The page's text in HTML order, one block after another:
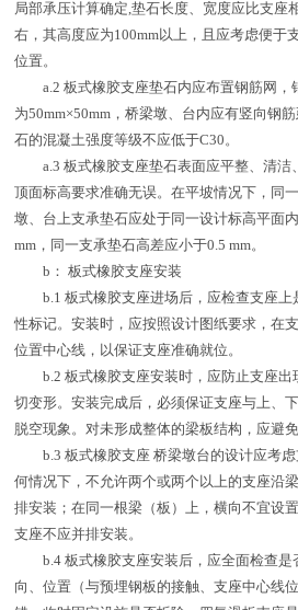
局部承压计算确定,垫石长度、宽度应比支座
右，其高度应为100mm以上，且应考虑便于
位置。
a.2 板式橡胶支座垫石内应布置钢筋网，
为50mm×50mm，桥梁墩、台内应有竖向钢
石的混凝土强度等级不应低于C30。
a.3 板式橡胶支座垫石表面应平整、清洁
顶面标高要求准确无误。在平坡情况下，同
墩、台上支承垫石应处于同一设计标高平面
mm，同一支承垫石高差应小于0.5 mm。
b： 板式橡胶支座安装
b.1 板式橡胶支座进场后，应检查支座上
性标记。安装时，应按照设计图纸要求，在
位置中心线，以保证支座准确就位。
b.2 板式橡胶支座安装时，应防止支座出
切变形。安装完成后，必须保证支座与上、
脱空现象。对未形成整体的梁板结构，应避
b.3 板式橡胶支座 桥梁墩台的设计应考虑
何情况下，不允许两个或两个以上的支座沿
排安装；在同一根梁（板）上，横向不宜设
支座不应并排安装。
b.4 板式橡胶支座安装后，应全面检查是
向、位置（与预埋钢板的接触、支座中心线